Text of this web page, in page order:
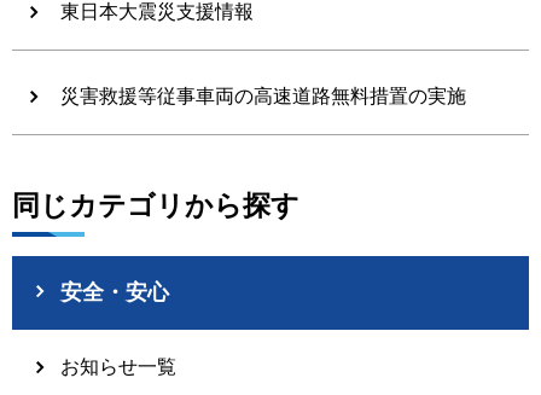
東日本大震災支援情報
災害救援等従事車両の高速道路無料措置の実施
同じカテゴリから探す
安全・安心
お知らせ一覧